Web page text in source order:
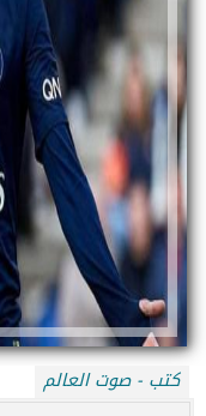
كتب - صوت العالم